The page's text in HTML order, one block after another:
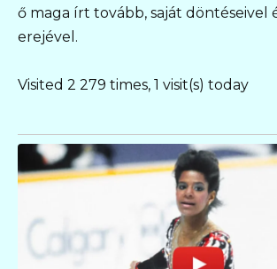
ő maga írt tovább, saját döntéseivel
erejével.
Visited 2 279 times, 1 visit(s) today